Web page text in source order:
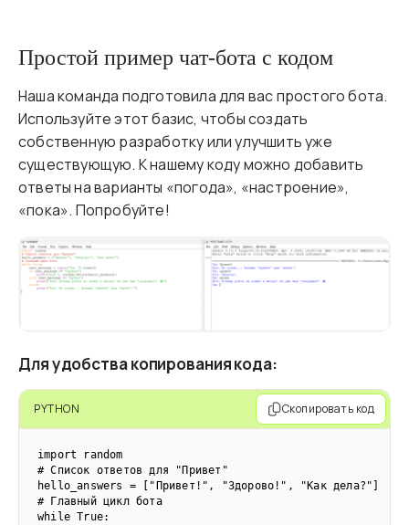
Простой пример чат-бота с кодом
Наша команда подготовила для вас простого бота.
Используйте этот базис, чтобы создать
собственную разработку или улучшить уже
существующую. К нашему коду можно добавить
ответы на варианты «погода», «настроение»,
«пока». Попробуйте!
Для удобства копирования кода:
PYTHON Скопировать код
import random
# Список ответов для "Привет"
hello_answers = ["Привет!", "Здорово!", "Как дела?"]
# Главный цикл бота
while True: